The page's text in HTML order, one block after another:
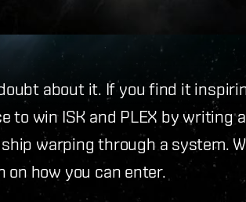
about it. If you find it
to win ISK and PLEX by writing
warping through a system.
on how you can enter.